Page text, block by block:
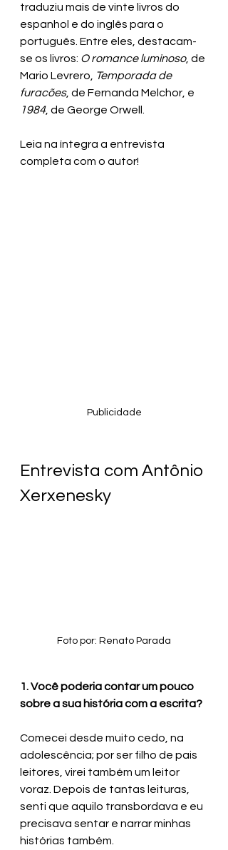
traduziu mais de vinte livros do
espanhol e do inglês para o
português. Entre eles, destacam-
se os livros: O romance luminoso, de
Mario Levrero,
Temporada de
furacões, de Fernanda Melchor, e
1984, de George Orwell.
Leia na íntegra a entrevista
completa com o autor!
Publicidade
Entrevista com Antônio
Xerxenesky
Foto por: Renato Parada
1. Você poderia contar um pouco
sobre a sua história com a escrita?
Comecei desde muito cedo, na
adolescência; por ser filho de pais
leitores, virei também um leitor
voraz. Depois de tantas leituras,
senti que aquilo transbordava e eu
precisava sentar e narrar minhas
histórias também.